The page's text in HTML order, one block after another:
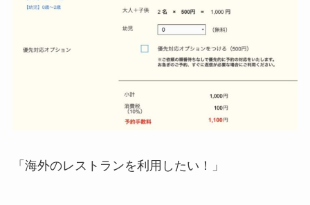
「海外のレストランを利用したい！」